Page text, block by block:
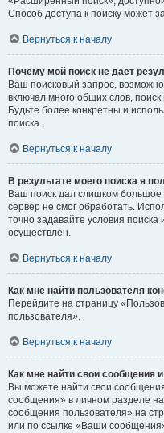
Способ доступа к поиску может
Вернуться к началу
Почему мой поиск не даёт
Ваш поисковый запрос,
включал много общих слов,
Будьте более конкретны и
поиска.
Вернуться к началу
В результате моего поиска я
Ваш поиск дал слишком большое
сервер не смог обработать.
точно задавайте условия
осуществлён.
Вернуться к началу
Как мне найти пользователя
Перейдите на страницу
пользователя».
Вернуться к началу
Как мне найти свои сообщения
Вы можете найти свои
сообщения» в личном разделе
сообщения пользователя» на
или по ссылке «Ваши